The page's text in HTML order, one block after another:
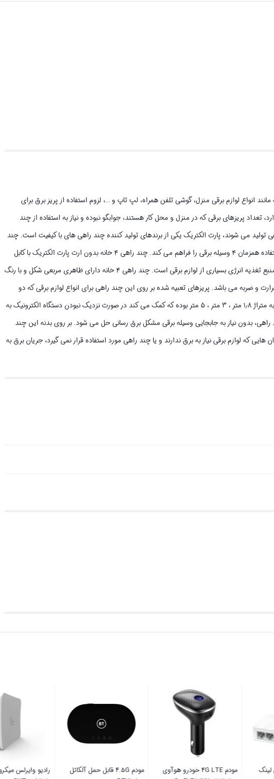
انواع لوازم برقی منزل، گوشی تلفن همراه، لپ تاپ و …، لزوم استفاده از پریز برق برای
پریزهای برقی که در منزل و محل کار هستند، جوابگو نبوده و نیاز به استفاده از چند
می شوند، پارت الکتریک یکی از برندهای تولید کننده چند راهی های با کیفیت است. چند
راهی بدون ارت پارت الکتریک ، یک رابط برق با ۴ پریز است که شرایط اتصال و استفاده همزمان ۴ وسیله برقی را فراهم می کند. چند راهی ۴ خانه بدون ارت پارت الکتریک با کابل
۱٫۸ متری ، 3 متری ، 5 متری ، با قابلیت تامین جریان انتقالی ۱۶ آمپر و ۲۵۰ ولت، منبع تغذیه انرژی بسیاری از لوازم برقی است. چند راهی ۴ خانه دارای ظاهری مربعی شکل و با رنگ
و ضربه می باشد. پریزهای تعبیه شده بر روی این چند راهی برای انواع لوازم برقی که دو
شاخه معمولی دارند، مناسب است. طول کابل در چند راهی ۴ خانه پارت الکتریک ، به متراژ ۱٫۸ متر ، 3 متر ، 5 متر بوده که کمک می کند در صورت نزدیک نبودن دستگاه الکترونیک به
راهی، بدون نیاز به جابجایی وسیله برقی مشکل برق رسانی حل می شود. بر روی بدنه این چند
لوازم برقی نیاز به برق ندارند و یا چند راهی مورد استفاده قرار نمی گیرد، جریان برق به
پورت تی پی لینک
مودم 4G LTE خودرو هوآوی
مودم 4.5G قابل حمل آلکاتل
رادیو